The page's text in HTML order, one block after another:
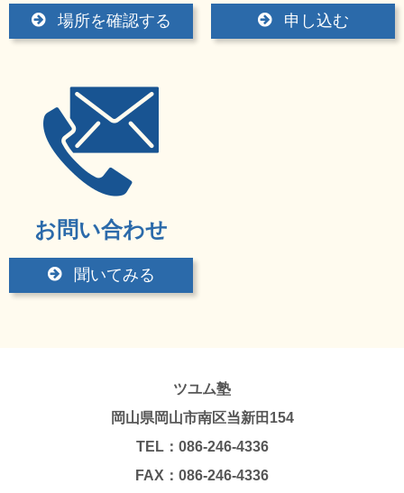
場所を確認する 申し込む
お問い合わせ
聞いてみる
ツユム塾
岡山県岡山市南区当新田154
TEL：086-246-4336
FAX：086-246-4336